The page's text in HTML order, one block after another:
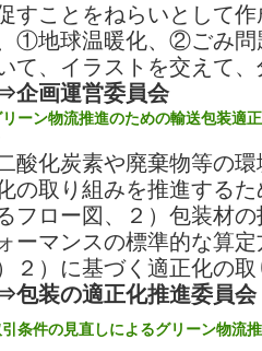
すことをねらいとして
①地球温暖化、②ごみ
て、イラストを交えて
画運営委員会
リーン物流推進のための輸送包装適
酸化炭素や廃棄物等の環
の取り組みを推進する
フロー図、２）包装材
ーマンスの標準的な算
２）に基づく適正化の
装の適正化推進委員会
引条件の見直しによるグリーン物